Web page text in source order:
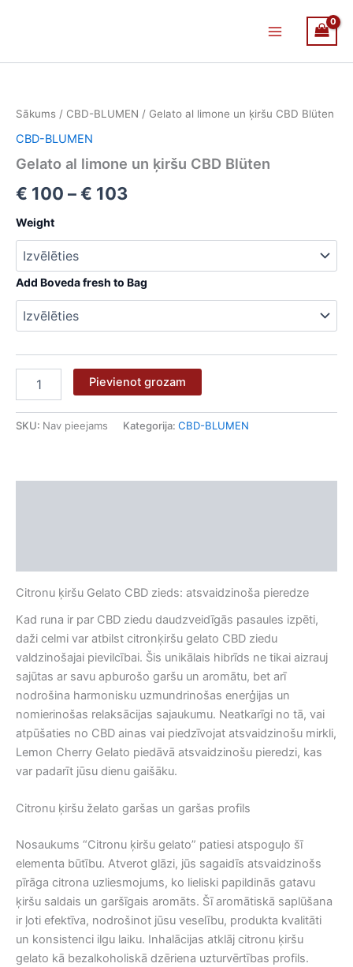
Menu
Sākums / CBD-BLUMEN / Gelato al limone un ķiršu CBD Blüten
CBD-BLUMEN
Gelato al limone un ķiršu CBD Blüten
€ 100 –€ 103
range:
through
Weight
Add Boveda fresh to Bag
un
ķiršu
Blüten
Pievienot grozam
SKU: Nav pieejams Kategorija: CBD-BLUMEN
Citronu ķiršu Gelato CBD zieds: atsvaidzinoša pieredze
Kad runa ir par CBD ziedu daudzveidīgās pasaules izpēti,
daži celmi var atbilst citronķiršu gelato CBD ziedu
valdzinošajai pievilcībai. Šis unikālais hibrīds ne tikai aizrauj
sajūtas ar savu apburošo garšu un aromātu, bet arī
nodrošina harmonisku uzmundrinošas enerģijas un
nomierinošas relaksācijas sajaukumu. Neatkarīgi no tā, vai
atpūšaties no CBD ainas vai piedzīvojat atsvaidzinošu mirkli,
Lemon Cherry Gelato piedāvā atsvaidzinošu pieredzi, kas
var padarīt jūsu dienu gaišāku.
Citronu ķiršu želato garšas un garšas profils
Nosaukums “Citronu ķiršu gelato” patiesi atspoguļo šī
elementa būtību. Atverot glāzi, jūs sagaidīs atsvaidzinošs
pīrāga citrona uzliesmojums, ko lieliski papildinās gatavu
ķiršu saldais un garšīgais aromāts. Šī aromātiskā saplūšana
ir ļoti efektīva, nodrošinot jūsu veselību, produkta kvalitāti
un konsistenci ilgu laiku. Inhalācijas atklāj citronu ķiršu
gelato kā bezalkoholiskā dzēriena uzturvērtības profils.